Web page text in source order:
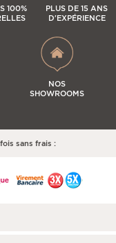
100%
PLUS DE 15 ANS
D'EXPÉRIENCE
NOS
SHOWROOMS
sans frais :